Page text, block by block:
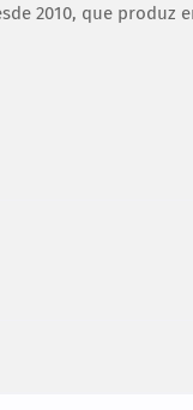
2010, que produz